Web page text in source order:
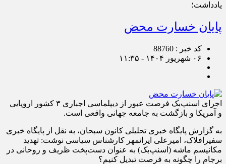
یادداشت؛
پایان خسارت محض
کد خبر : 88760
۰۶ شهریور ۱۴۰۴ - ۱۱:۳۵
اجرای اسنپ‌بک فرصت عبور از دیپلماسی اجباری ۳ کشور اروپایی
و آمریکا و بازگشت به جامعه جهانی واقعی‌ است.
به گزارش پایگاه خبری تحلیلی کانون سبحان، به نقل از پایگاه خبری
سفیرافلاک، امیرعلی ایرانمهر کارشناس سیاسی نوشت: تهدید
مکانیسم ماشه (اسنپ‌بک) به عنوان دست‌پخت ظریف و روحانی در
برجام را چگونه به فرصت تبدیل کنیم؟